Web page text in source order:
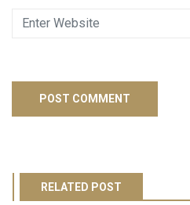
RELATED POST